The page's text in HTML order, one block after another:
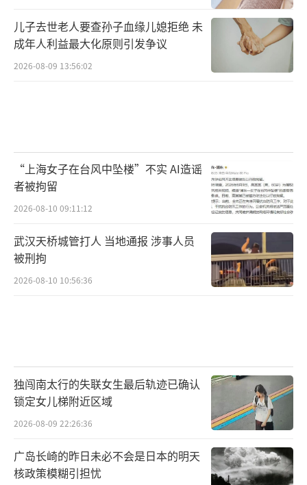
儿子去世老人要查孙子血缘儿媳拒绝 未
成年人利益最大化原则引发争议
2026-08-09 13:56:02
“上海女子在台风中坠楼”不实 AI造谣
者被拘留
2026-08-10 09:11:12
武汉天桥城管打人 当地通报 涉事人员
被刑拘
2026-08-10 10:56:36
独闯南太行的失联女生最后轨迹已确认
锁定女儿梯附近区域
2026-08-09 22:26:36
广岛长崎的昨日未必不会是日本的明天
核政策模糊引担忧